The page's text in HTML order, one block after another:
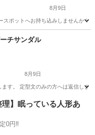
8月9日
ットへお持ち込みしませんか？
んチサンダル
8月9日
す。 定型文のみの方へは返信し
理】眠っている人形あ
0円‼️